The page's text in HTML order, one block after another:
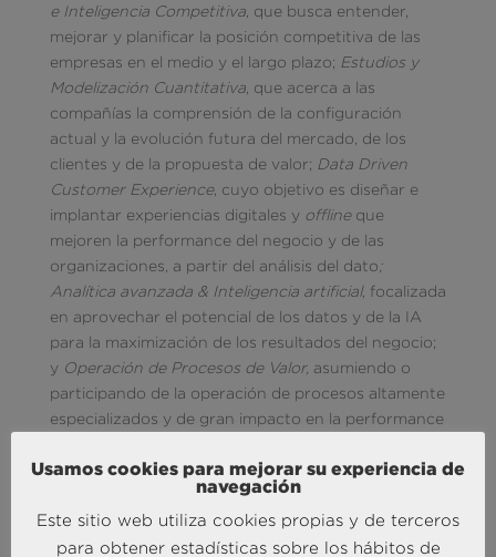
e Inteligencia Competitiva, que busca entender,
mejorar y planificar la posición competitiva de las
empresas en el medio y el largo plazo; Estudios y
Modelización Cuantitativa, que acerca a las
compañías la comprensión de la configuración
actual y la evolución futura del mercado, de los
clientes y de la propuesta de valor; Data Driven
Customer Experience, cuyo objetivo es diseñar e
implantar experiencias digitales y offlineque
mejoren la performance del negocio y de las
organizaciones, a partir del análisis del dato
Analítica avanzada & Inteligencia artificial, focalizada
en aprovechar el potencial de los datos y de la IA
para la maximización de los resultados del negocio;
yOperación de Procesos de Valor, asumiendo o
participando de la operación de procesos altamente
especializados y de gran impacto en la performance
La colaboración con Andersen Consulting permitirá
oferta de servicios jurídicos y fiscales con la
Usamos cookies para mejorar su experiencia de
navegación
Este sitio web utiliza cookies propias y de terceros
para obtener estadísticas sobre los hábitos de